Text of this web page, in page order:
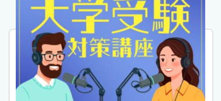
ふみか: 武器や全体マップをもらうだけでは勝てない時代なんで
すね。
ふみか: さて、これを聞いているあなたはどう感じましたか?
がくしん: 本当にそうですよね。